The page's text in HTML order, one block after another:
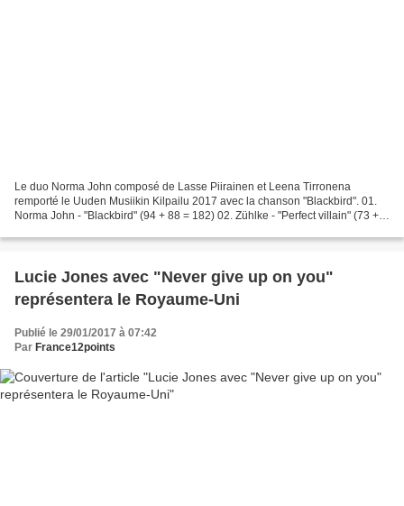
Le duo Norma John composé de Lasse Piirainen et Leena Tirronena
remporté le Uuden Musiikin Kilpailu 2017 avec la chanson "Blackbird". 01.
Norma John - "Blackbird" (94 + 88 = 182) 02. Zühlke - "Perfect villain" (73 +
Lucie Jones avec "Never give up on you"
représentera le Royaume-Uni
Publié le 29/01/2017 à 07:42
Par France12points